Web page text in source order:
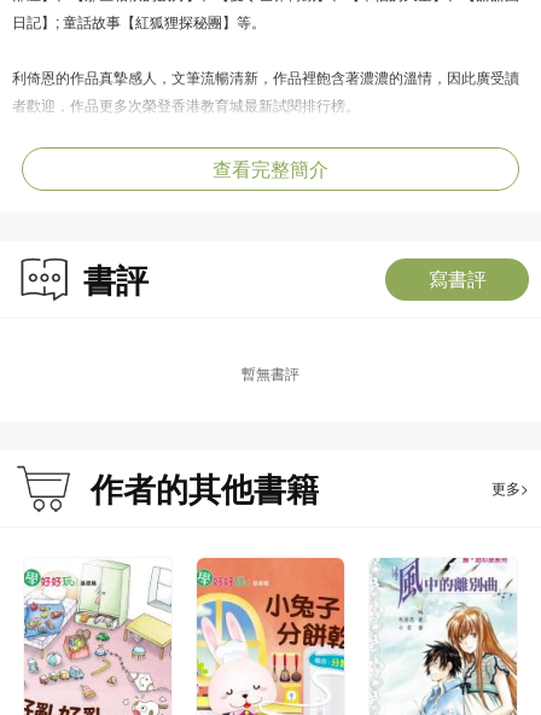
日記】; 童話故事【紅狐狸探秘團】等。
利倚恩的作品真摯感人，文筆流暢清新，作品裡飽含著濃濃的溫情，因此廣受讀
者歡迎，作品更多次榮登香港教育城最新試閱排行榜。
查看完整簡介
書評 寫書評
暫無書評
作者的其他書籍 更多>